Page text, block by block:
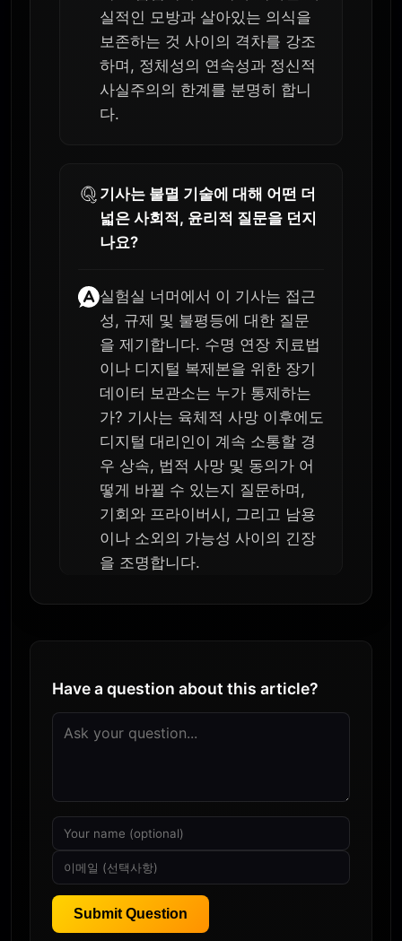
실적인 모방과 살아있는 의식을
보존하는 것 사이의 격차를 강조
하며, 정체성의 연속성과 정신적
사실주의의 한계를 분명히 합니
다.
기사는 불멸 기술에 대해 어떤 더
넓은 사회적, 윤리적 질문을 던지
나요?
실험실 너머에서 이 기사는 접근
성, 규제 및 불평등에 대한 질문
을 제기합니다. 수명 연장 치료법
이나 디지털 복제본을 위한 장기
데이터 보관소는 누가 통제하는
가? 기사는 육체적 사망 이후에도
디지털 대리인이 계속 소통할 경
우 상속, 법적 사망 및 동의가 어
떻게 바뀔 수 있는지 질문하며,
기회와 프라이버시, 그리고 남용
이나 소외의 가능성 사이의 긴장
을 조명합니다.
Have a question about this article?
Submit Question